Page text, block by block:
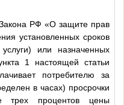
РФ «О защите прав
установленных сроков
или назначенных
1 настоящей статьи
потребителю за
в часах) просрочки
трех процентов цены